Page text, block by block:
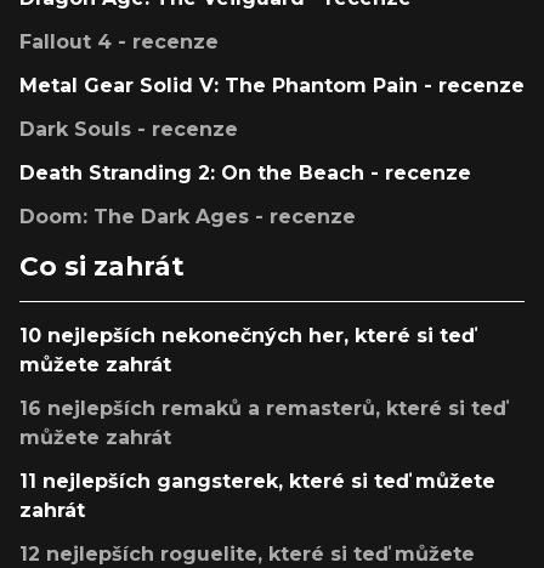
Fallout 4 - recenze
Metal Gear Solid V: The Phantom Pain - recenze
Dark Souls - recenze
Death Stranding 2: On the Beach - recenze
Doom: The Dark Ages - recenze
Co si zahrát
10 nejlepších nekonečných her, které si teď
můžete zahrát
16 nejlepších remaků a remasterů, které si teď
můžete zahrát
11 nejlepších gangsterek, které si teď můžete
zahrát
12 nejlepších roguelite, které si teď můžete